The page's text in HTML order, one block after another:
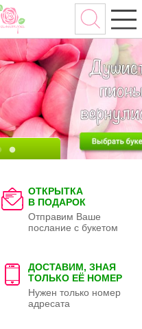
ОТКРЫТКА
В ПОДАРОК
Отправим Ваше
послание с букетом
ДОСТАВИМ, ЗНАЯ
ТОЛЬКО ЕЁ НОМЕР
Нужен только номер
адресата